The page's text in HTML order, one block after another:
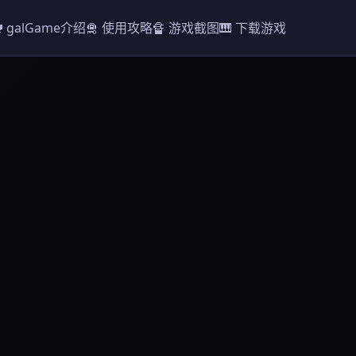
galGame介绍🛅 使用攻略🔏 游戏截图🎹 下载游戏